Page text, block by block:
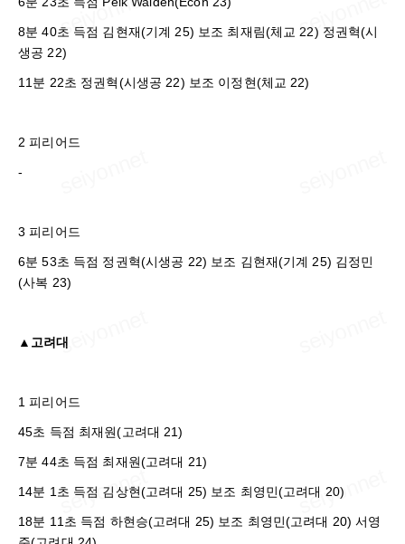
8분 40초 득점 김현재(기계 25) 보조 최재림(체교 22) 정권혁(시
생공 22)
11분 22초 정권혁(시생공 22) 보조 이정현(체교 22)
2 피리어드
-
3 피리어드
6분 53초 득점 정권혁(시생공 22) 보조 김현재(기계 25) 김정민
(사복 23)
▲고려대
1 피리어드
45초 득점 최재원(고려대 21)
7분 44초 득점 최재원(고려대 21)
14분 1초 득점 김상현(고려대 25) 보조 최영민(고려대 20)
18분 11초 득점 하현승(고려대 25) 보조 최영민(고려대 20) 서영